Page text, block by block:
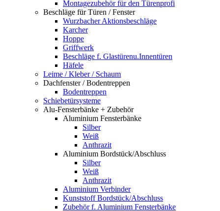
Montagezubehör für den Türenprofi
Beschläge für Türen / Fenster
Wurzbacher Aktionsbeschläge
Karcher
Hoppe
Griffwerk
Beschläge f. Glastürenu.Innentüren
Häfele
Leime / Kleber / Schaum
Dachfenster / Bodentreppen
Bodentreppen
Schiebetürsysteme
Alu-Fensterbänke + Zubehör
Aluminium Fensterbänke
Silber
Weiß
Anthrazit
Aluminium Bordstück/Abschluss
Silber
Weiß
Anthrazit
Aluminium Verbinder
Kunststoff Bordstück/Abschluss
Zubehör f. Aluminium Fensterbänke